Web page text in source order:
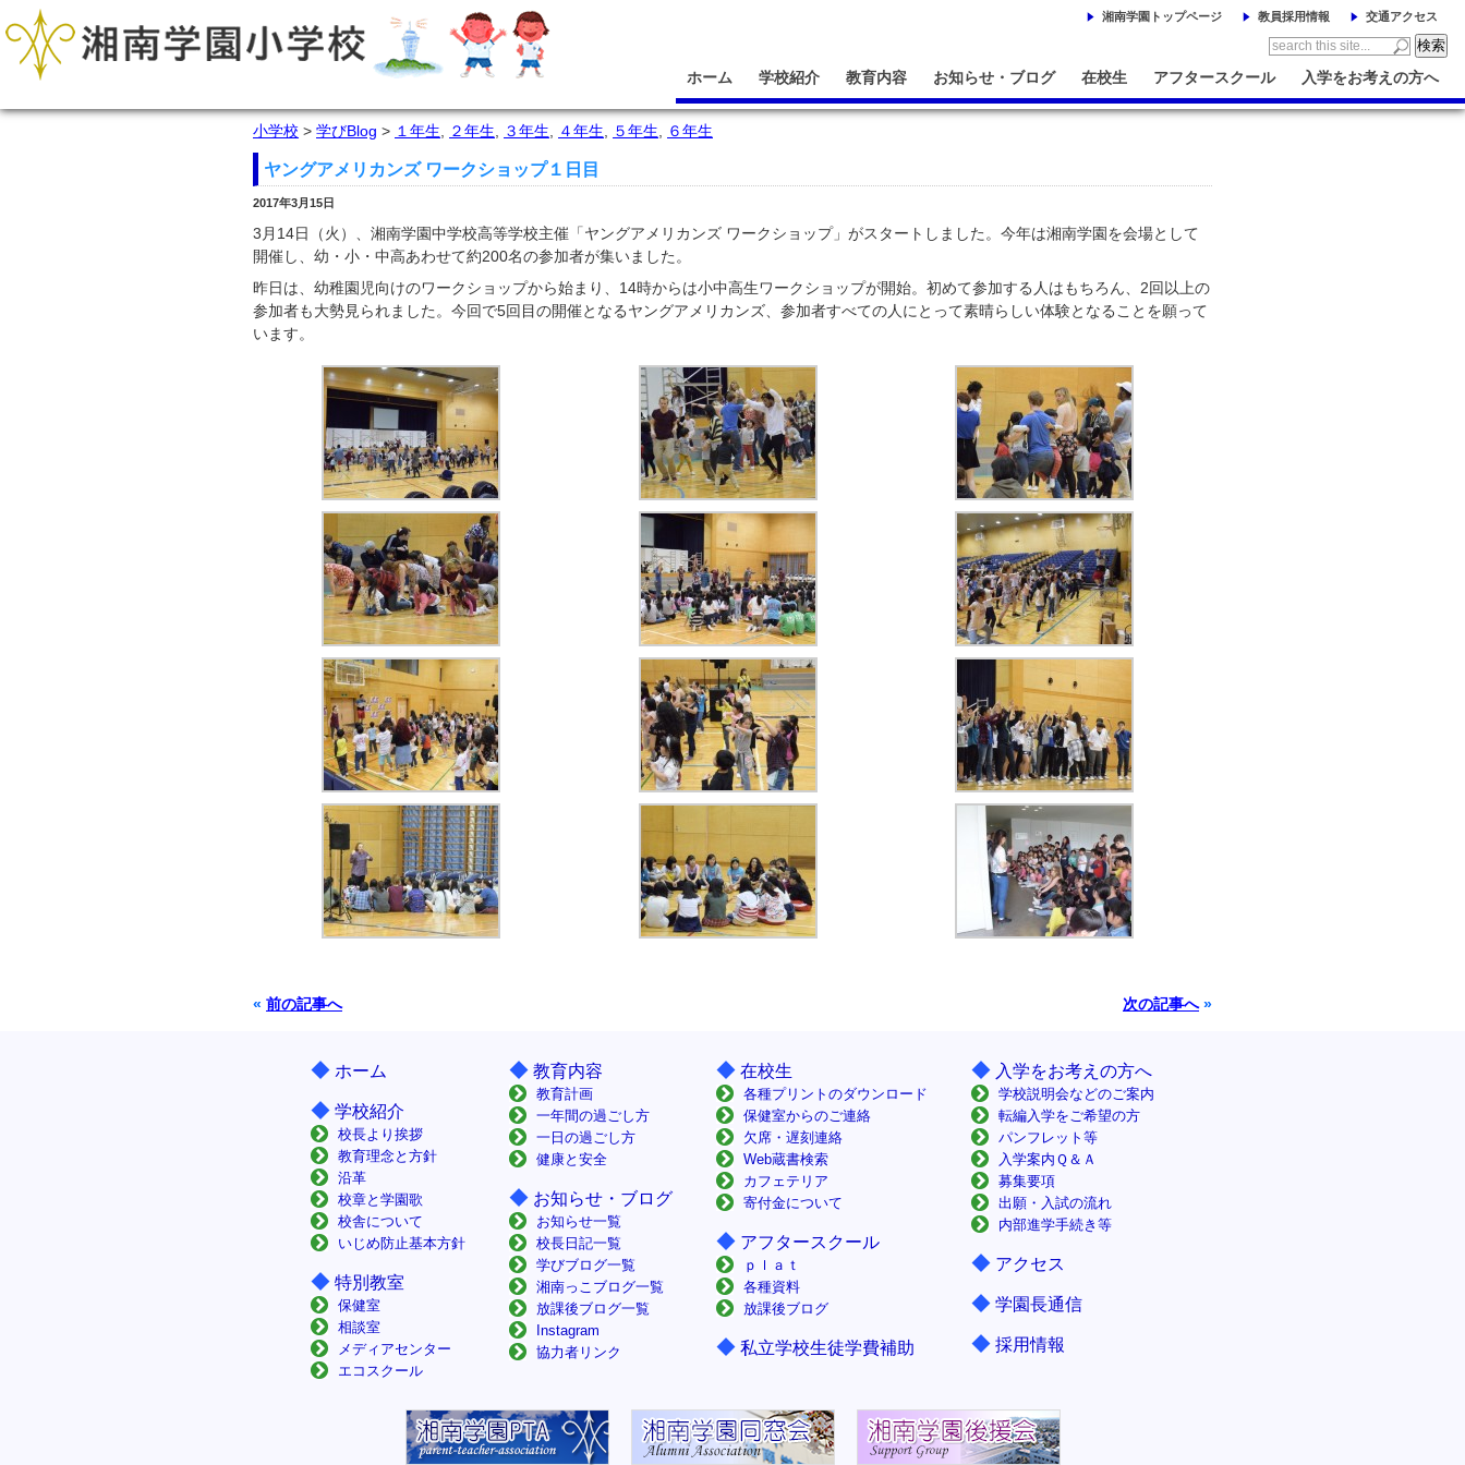
湘南学園トップページ 教員採用情報 交通アクセス
ホーム 学校紹介 教育内容 お知らせ・ブログ 在校生 アフタースクール 入学をお考えの方へ
小学校 > 学びBlog > １年生 ２年生 ３年生 ４年生 ５年生 ６年生
ヤングアメリカンズ ワークショップ１日目
2017年3月15日
3月14日（火）、湘南学園中学校高等学校主催「ヤングアメリカンズ ワークショップ」がスタートしました。今年は湘南学園を会場として
開催し、幼・小・中高あわせて約200名の参加者が集いました。
昨日は、幼稚園児向けのワークショップから始まり、14時からは小中高生ワークショップが開始。初めて参加する人はもちろん、2回以上の
参加者も大勢見られました。今回で5回目の開催となるヤングアメリカンズ、参加者すべての人にとって素晴らしい体験となることを願って
います。
« 前の記事へ 次の記事へ»
◆ ホーム
◆ 学校紹介
校長より挨拶
教育理念と方針
沿革
校章と学園歌
校舎について
いじめ防止基本方針
◆ 特別教室
保健室
相談室
メディアセンター
エコスクール
◆ 教育内容
教育計画
一年間の過ごし方
一日の過ごし方
健康と安全
◆ お知らせ・ブログ
お知らせ一覧
校長日記一覧
学びブログ一覧
湘南っこブログ一覧
放課後ブログ一覧
Instagram
協力者リンク
◆ 在校生
各種プリントのダウンロード
保健室からのご連絡
欠席・遅刻連絡
Web蔵書検索
カフェテリア
寄付金について
◆ アフタースクール
ｐｌａｔ
各種資料
放課後ブログ
◆ 私立学校生徒学費補助
◆ 入学をお考えの方へ
学校説明会などのご案内
転編入学をご希望の方
パンフレット等
入学案内Ｑ＆Ａ
募集要項
出願・入試の流れ
内部進学手続き等
◆ アクセス
◆ 学園長通信
◆ 採用情報